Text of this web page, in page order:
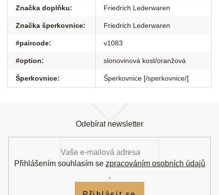
Značka doplňku: Friedrich Lederwaren
Značka šperkovnice: Friedrich Lederwaren
#paircode: v1083
#option: slonovinová kost/oranžová
Šperkovnice: Šperkovnice [/sperkovnice/]
Odebírat newsletter
Přihlášením souhlasím se zpracováním osobních údajů
.